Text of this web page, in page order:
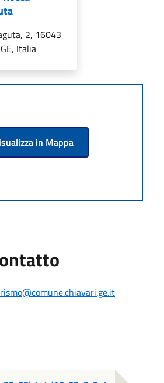
2, 16043
Italia
in Mappa